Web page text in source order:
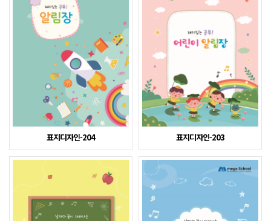
표지디자인-204 표지디자인-203